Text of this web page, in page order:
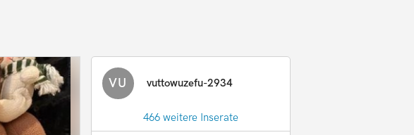
VU vuttowuzefu-2934
466 weitere Inserate